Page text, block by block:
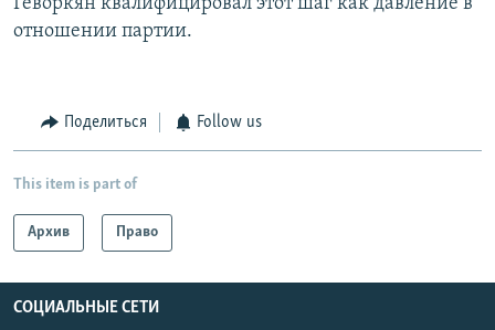
Геворкян квалифицировал этот шаг как давление в
отношении партии.
Поделиться Follow us
This item is part of
Архив Право
СОЦИАЛЬНЫЕ СЕТИ